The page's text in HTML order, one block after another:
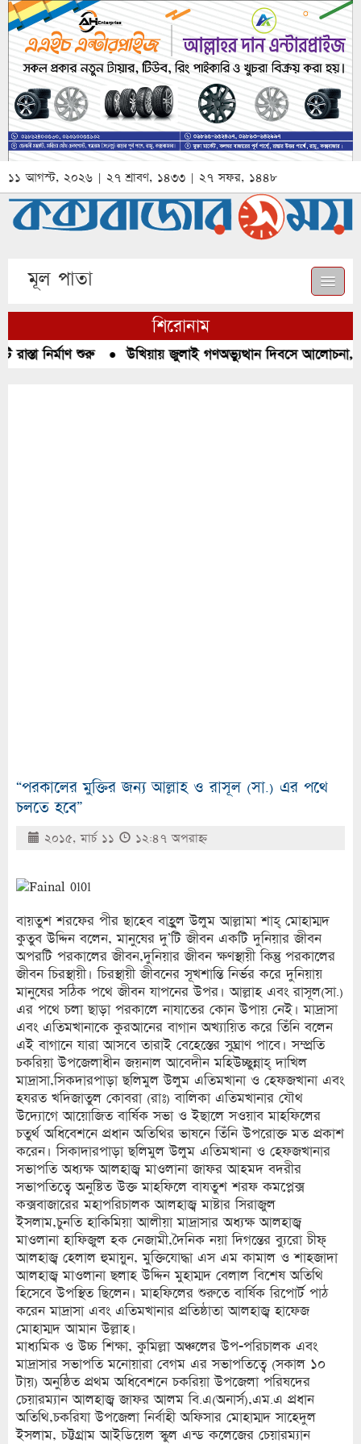
১১ আগস্ট, ২০২৬ | ২৭ শ্রাবণ, ১৪৩৩ | ২৭ সফর, ১৪৪৮
মূল পাতা
শিরোনাম
নির্মাণ শুরু●উখিয়ায় জুলাই গণঅভ্যুত্থান দিবসে আলোচনা,
“পরকালের মুক্তির জন্য আল্লাহ ও রাসূল (সা.) এর পথে
চলতে হবে”
২০১৫, মার্চ ১১ ১২:৪৭ অপরাহ্ণ
বায়তুশ শরফের পীর ছাহেব বাহ্রুল উলুম আল্লামা শাহ্ মোহাম্মদ
কুতুব উদ্দিন বলেন, মানুষের দু’টি জীবন একটি দুনিয়ার জীবন
অপরটি পরকালের জীবন,দুনিয়ার জীবন ক্ষণস্থায়ী কিন্তু পরকালের
জীবন চিরস্থায়ী। চিরস্থায়ী জীবনের সূখশান্তি নির্ভর করে দুনিয়ায়
মানুষের সঠিক পথে জীবন যাপনের উপর। আল্লাহ এবং রাসূল(সা.)
এর পথে চলা ছাড়া পরকালে নাযাতের কোন উপায় নেই। মাদ্রাসা
এবং এতিমখানাকে কুরআনের বাগান অখ্যায়িত করে তিঁনি বলেন
এই বাগানে যারা আসবে তারাই বেহেস্তের সুঘ্রাণ পাবে। সম্প্রতি
চকরিয়া উপজেলাধীন জয়নাল আবেদীন মহিউচ্ছুন্নাহ্ দাখিল
মাদ্রাসা,সিকদারপাড়া ছলিমুল উলুম এতিমখানা ও হেফজখানা এবং
হযরত খদিজাতুল কোবরা (রাঃ) বালিকা এতিমখানার যৌথ
উদ্যোগে আয়োজিত বার্ষিক সভা ও ইছালে সওয়াব মাহফিলের
চতুর্থ অধিবেশনে প্রধান অতিথির ভাষনে তিঁনি উপরোক্ত মত প্রকাশ
করেন। সিকাদারপাড়া ছলিমুল উলুম এতিমখানা ও হেফজখানার
সভাপতি অধ্যক্ষ আলহাজ্ব মাওলানা জাফর আহমদ বদরীর
সভাপতিত্বে অনুষ্টিত উক্ত মাহফিলে বাযতুশ শরফ কমপ্লেক্স
কক্সবাজারের মহাপরিচালক আলহাজ্ব মাষ্টার সিরাজুল
ইসলাম,চুনতি হাকিমিয়া আলীয়া মাদ্রাসার অধ্যক্ষ আলহাজ্ব
মাওলানা হাফিজুল হক নেজামী,দৈনিক নয়া দিগন্তের ব্যুরো চীফ্
আলহাজ্ব হেলাল হুমায়ুন, মুক্তিযোদ্ধা এস এম কামাল ও শাহজাদা
আলহাজ্ব মাওলানা ছলাহ উদ্দিন মুহাম্মদ বেলাল বিশেষ অতিথি
হিসেবে উপস্থিত ছিলেন। মাহফিলের শুরুতে বার্ষিক রিপোর্ট পাঠ
করেন মাদ্রাসা এবং এতিমখানার প্রতিষ্ঠাতা আলহাজ্ব হাফেজ
মোহাম্মদ আমান উল্লাহ।
মাধ্যমিক ও উচ্চ শিক্ষা, কুমিল্লা অঞ্চলের উপ-পরিচালক এবং
মাদ্রাসার সভাপতি মনোয়ারা বেগম এর সভাপতিত্বে (সকাল ১০
টায়) অনুষ্ঠিত প্রথম অধিবেশনে চকরিয়া উপজেলা পরিষদের
চেয়ারম্যান আলহাজ্ব জাফর আলম বি.এ(অনার্স),এম.এ প্রধান
অতিথি,চকরিযা উপজেলা নির্বাহী অফিসার মোহাম্মদ সাহেদুল
ইসলাম, চট্টগ্রাম আইডিয়েল স্কুল এন্ড কলেজের চেয়ারম্যান